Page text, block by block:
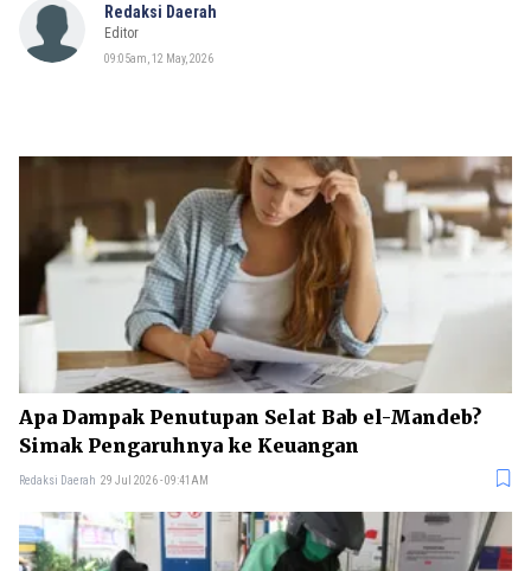
Redaksi Daerah
Editor
09:05am, 12 May, 2026
Apa Dampak Penutupan Selat Bab el-Mandeb?
Simak Pengaruhnya ke Keuangan
Redaksi Daerah 29 Jul 2026 - 09:41AM